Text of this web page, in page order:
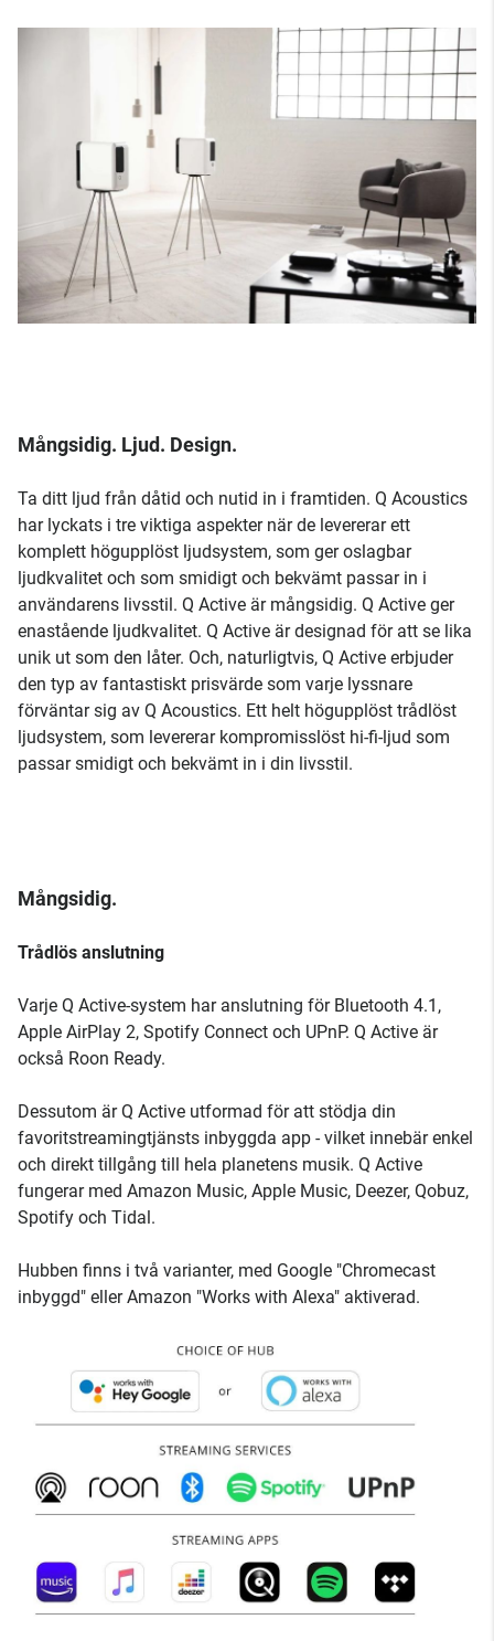
Mångsidig. Ljud. Design.
Ta ditt ljud från dåtid och nutid in i framtiden. Q Acoustics
har lyckats i tre viktiga aspekter när de levererar ett
komplett högupplöst ljudsystem, som ger oslagbar
ljudkvalitet och som smidigt och bekvämt passar in i
användarens livsstil. Q Active är mångsidig. Q Active ger
enastående ljudkvalitet. Q Active är designad för att se lika
unik ut som den låter. Och, naturligtvis, Q Active erbjuder
den typ av fantastiskt prisvärde som varje lyssnare
förväntar sig av Q Acoustics. Ett helt högupplöst trådlöst
ljudsystem, som levererar kompromisslöst hi-fi-ljud som
passar smidigt och bekvämt in i din livsstil.
Mångsidig.
Trådlös anslutning
Varje Q Active-system har anslutning för Bluetooth 4.1,
Apple AirPlay 2, Spotify Connect och UPnP. Q Active är
också Roon Ready.
Dessutom är Q Active utformad för att stödja din
favoritstreamingtjänsts inbyggda app - vilket innebär enkel
och direkt tillgång till hela planetens musik. Q Active
fungerar med Amazon Music, Apple Music, Deezer, Qobuz,
Spotify och Tidal.
Hubben finns i två varianter, med Google "Chromecast
inbyggd" eller Amazon "Works with Alexa" aktiverad.